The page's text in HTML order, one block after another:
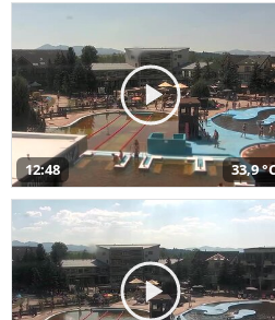
12:48 33,9